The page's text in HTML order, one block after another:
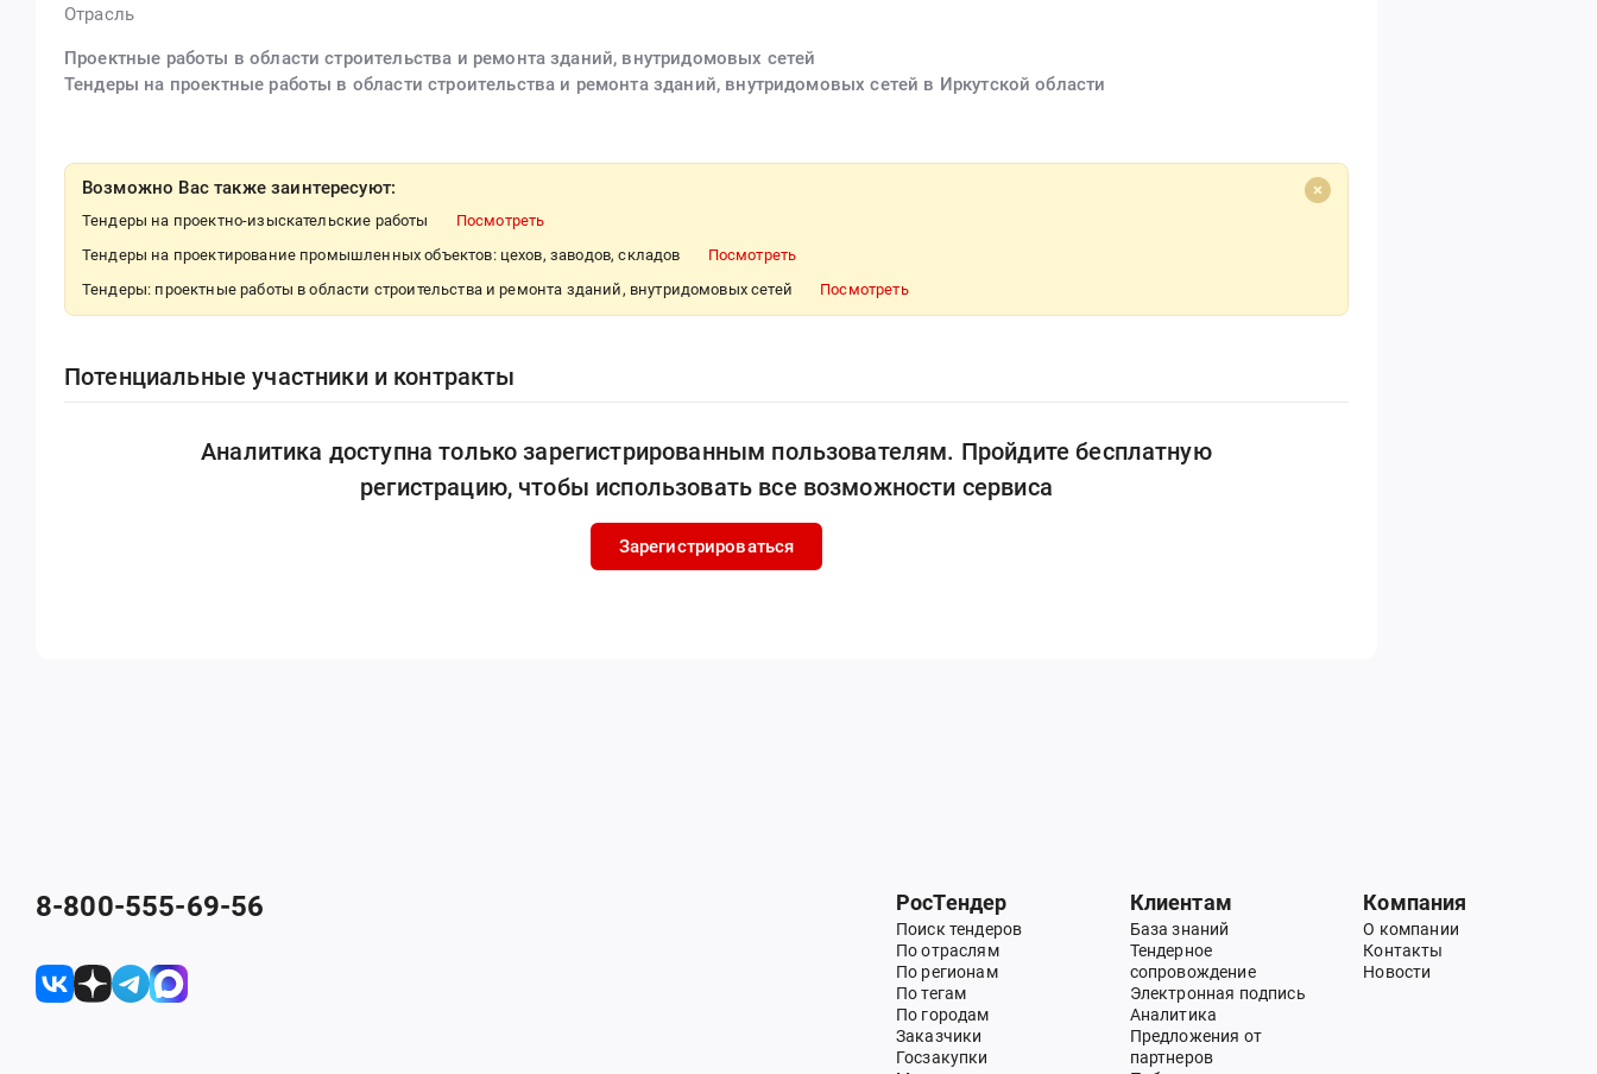
Отрасль
Проектные работы в области строительства и ремонта зданий, внутридомовых сетей
Тендеры на проектные работы в области строительства и ремонта зданий, внутридомовых сетей в Иркутской области
Возможно Вас также заинтересуют:
Тендеры на проектно-изыскательские работы
Посмотреть
Тендеры на проектирование промышленных объектов: цехов, заводов, складов
Посмотреть
Тендеры: проектные работы в области строительства и ремонта зданий, внутридомовых сетей
Посмотреть
Потенциальные участники и контракты
Аналитика доступна только зарегистрированным пользователям. Пройдите бесплатную
регистрацию, чтобы использовать все возможности сервиса
Зарегистрироваться
8-800-555-69-56 РосТендер
Поиск тендеров
По отраслям
По регионам
По тегам
По городам
Заказчики
Госзакупки
Клиентам
База знаний
Тендерное
сопровождение
Электронная подпись
Аналитика
Предложения от
партнеров
Компания
О компании
Контакты
Новости